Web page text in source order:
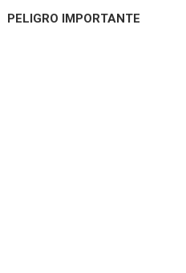
PELIGRO IMPORTANTE